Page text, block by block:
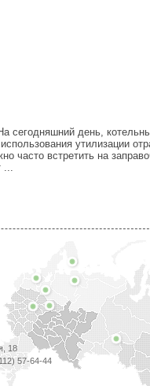
сегодняшний день,
утилизации
часто встретить на
...
18
57-64-44